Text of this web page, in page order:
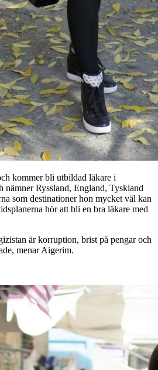
kommer bli utbildad läkare i
nämner Ryssland, England, Tyskland
som destinationer hon mycket väl kan
hör att bli en bra läkare med
är korruption, brist på pengar och
menar Aigerim.